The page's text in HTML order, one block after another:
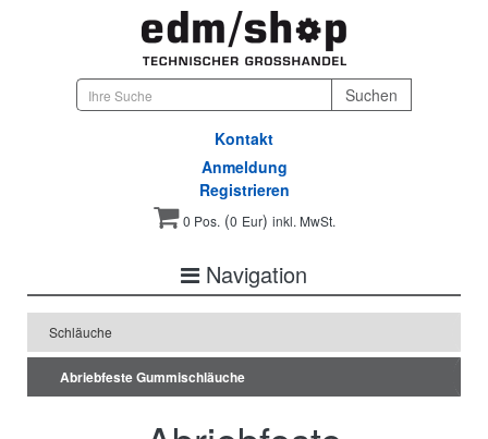
Kontakt
Anmeldung
Registrieren
0 Pos.(0 Eur) inkl. MwSt.
Navigation
Schläuche
Abriebfeste Gummischläuche